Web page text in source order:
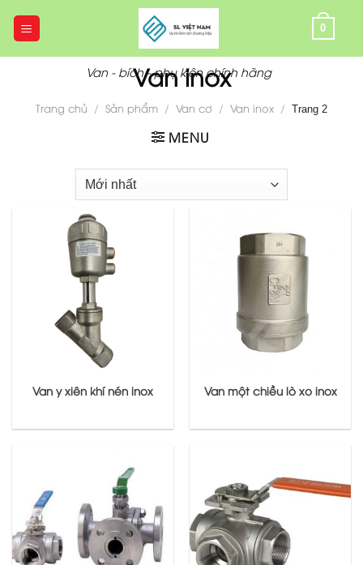
Van - bích - phụ kiện chính hãng
0
Van inox
Trang chủ / Sản phẩm / Van cơ / Van inox / Trang 2
MENU
Van y xiên khí nén inox Van một chiều lò xo inox